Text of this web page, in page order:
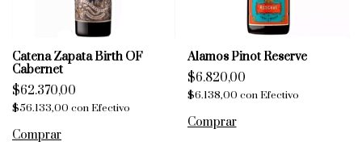
Catena Zapata Birth OF
Cabernet
$62.370,00
$56.133,00 conEfectivo
Alamos Pinot Reserve
$6.820,00
$6.138,00 con Efectivo